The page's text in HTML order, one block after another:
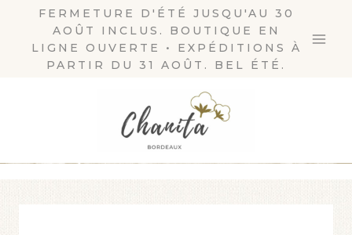
FERMETURE D'ÉTÉ JUSQU'AU 30
AOÛT INCLUS. BOUTIQUE EN
LIGNE OUVERTE • EXPÉDITIONS À
PARTIR DU 31 AOÛT. BEL ÉTÉ.